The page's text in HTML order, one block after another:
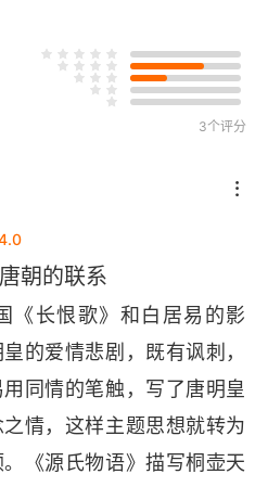
3个评分
朝的联系
《长恨歌》和白居易的影
的爱情悲剧，既有讽刺，
同情的笔触，写了唐明皇
情，这样主题思想就转为
《源氏物语》描写桐壶天